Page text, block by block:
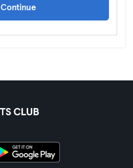
Continue